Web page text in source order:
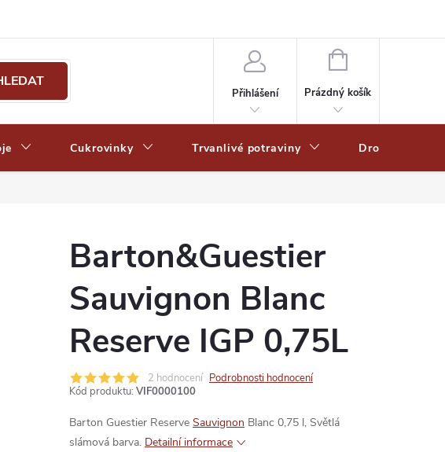
otázky
Přihlášení
NÁKUPNÍ
Prázdný košík
Cukrovinky Trvanlivé potraviny Drogerie
Barton&Guestier
Sauvignon Blanc
Reserve IGP 0,75L
2 hodnocení Podrobnosti hodnocení
Kód produktu: VIF0000100
Barton Guestier Reserve Sauvignon Blanc 0,75 l, Světlá
slámová barva. Detailní informace